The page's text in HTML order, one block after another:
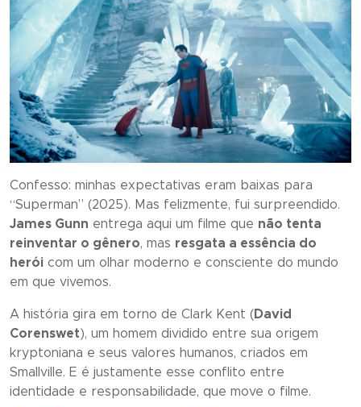
Confesso: minhas expectativas eram baixas para
“Superman” (2025). Mas felizmente, fui surpreendido.
James Gunn entrega aqui um filme que não tenta
reinventar o gênero, mas resgata a essência do
herói com um olhar moderno e consciente do mundo
em que vivemos.
A história gira em torno de Clark Kent (David
Corenswet), um homem dividido entre sua origem
kryptoniana e seus valores humanos, criados em
Smallville. E é justamente esse conflito entre
identidade e responsabilidade, que move o filme.